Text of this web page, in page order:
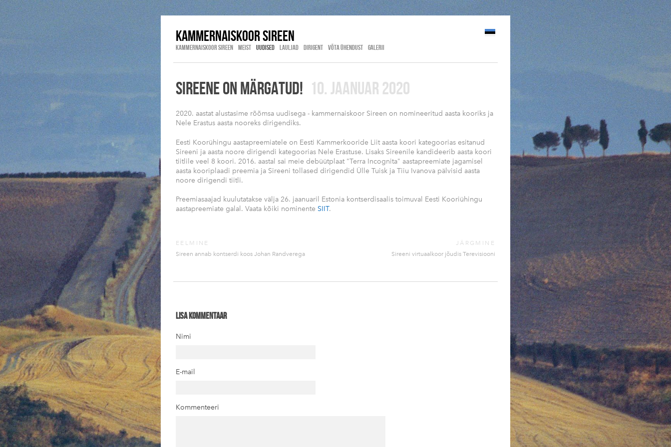
KAMMERNAISKOOR SIREEN
KAMMERNAISKOOR SIREEN MEIST UUDISED LAULJAD DIRIGENT VÕTA ÜHENDUST GALERII
SIREENE ON MÄRGATUD! 10. JAANUAR 2020
2020. aastat alustasime rõõmsa uudisega - kammernaiskoor Sireen on nomineeritud aasta kooriks ja
Nele Erastus aasta nooreks dirigendiks.
Eesti Koorühingu aastapreemiatele on Eesti Kammerkooride Liit aasta koori kategoorias esitanud
Sireeni ja aasta noore dirigendi kategoorias Nele Erastuse. Lisaks Sireenile kandideerib aasta koori
tiitlile veel 8 koori. 2016. aastal sai meie debüütplaat "Terra Incognita" aastapreemiate jagamisel
aasta kooriplaadi preemia ja Sireeni tollased dirigendid Ülle Tuisk ja Tiiu Ivanova pälvisid aasta
noore dirigendi tiitli.
Preemiasaajad kuulutatakse välja 26. jaanuaril Estonia kontserdisaalis toimuval Eesti Kooriühingu
aastapreemiate galal. Vaata kõiki nominente SIIT.
EELMINE
Sireen annab kontserdi koos Johan Randverega
JÄRGMINE
Sireeni virtuaalkoor jõudis Terevisiooni
Lisa kommentaar
Nimi
E-mail
Kommenteeri